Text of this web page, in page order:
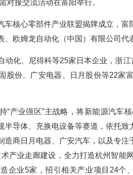
对接交流活动在富阳举行。
车核心零部件产业联盟揭牌成立，
欧姆龙自动化（中国）有限公司代
动化、尼得科等25家日本企业，浙
股份、广安电器、日月股份等22家
“产业强区”主战略，将新能源汽车
半导体、充换电设备等赛道，依托
造商日月电器、广安汽车，以及专
产业走廊建设，全力打造杭州智能
企业5家，招引相关产业项目24个